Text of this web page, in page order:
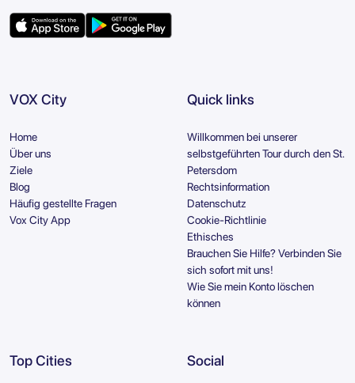
VOX City
Home
Über uns
Ziele
Blog
Häufig gestellte Fragen
Vox City App
Quick links
Willkommen bei unserer
selbstgeführten Tour durch den St.
Petersdom
Rechtsinformation
Datenschutz
Cookie-Richtlinie
Ethisches
Brauchen Sie Hilfe? Verbinden Sie
sich sofort mit uns!
Wie Sie mein Konto löschen
können
Top Cities Social